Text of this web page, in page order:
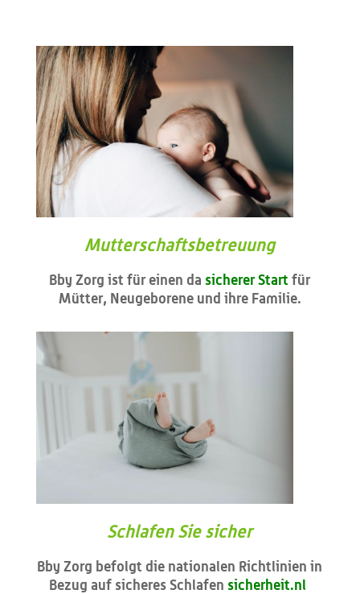
Mutterschaftsbetreuung
Bby Zorg ist für einen da sicherer Start für
Mütter, Neugeborene und ihre Familie.
Schlafen Sie sicher
Bby Zorg befolgt die nationalen Richtlinien in
Bezug auf sicheres Schlafen sicherheit.nl